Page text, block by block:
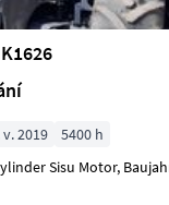
v. 2019
5400 h
Sisu Motor,